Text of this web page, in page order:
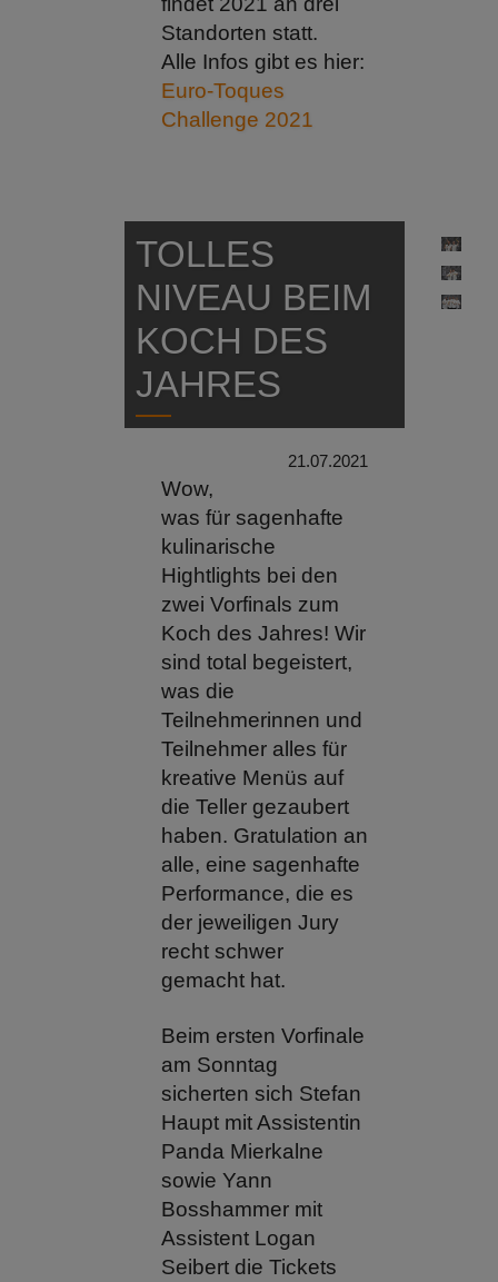
Standorten statt.
Alle Infos gibt es hier:
Euro-Toques
Challenge 2021
TOLLES
NIVEAU BEIM
KOCH DES
JAHRES
21.07.2021
Wow,
was für sagenhafte
kulinarische
Hightlights bei den
zwei Vorfinals zum
Koch des Jahres! Wir
sind total begeistert,
was die
Teilnehmerinnen und
Teilnehmer alles für
kreative Menüs auf
die Teller gezaubert
haben. Gratulation an
alle, eine sagenhafte
Performance, die es
der jeweiligen Jury
recht schwer
gemacht hat.
Beim ersten Vorfinale
am Sonntag
sicherten sich Stefan
Haupt mit Assistentin
Panda Mierkalne
sowie Yann
Bosshammer mit
Assistent Logan
Seibert die Tickets